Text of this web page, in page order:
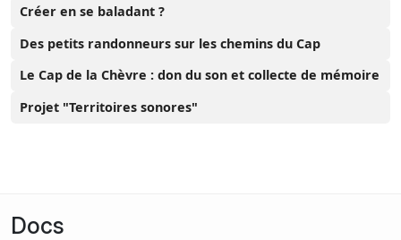
Créer en se baladant ?
Des petits randonneurs sur les chemins du Cap
Le Cap de la Chèvre : don du son et collecte de mémoire
Projet "Territoires sonores"
Docs